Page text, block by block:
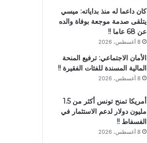
كان داعما له منذ بداياته: ميسي
يتلقى صدمة موجعة بوفاة والده
عن 68 عاما !!
8 أغسطس، 2026
الأمان الاجتماعي: ترفيع المنحة
المالية المسندة للفئات الفقيرة !!
8 أغسطس، 2026
أمريكا تمنح تونس أكثر من 1.5
مليون دولار لدعم الاستثمار في
الفسفاط !!
8 أغسطس، 2026